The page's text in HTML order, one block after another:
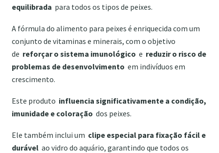
equilibrada para todos os tipos de peixes.
A fórmula do alimento para peixes é enriquecida com um
conjunto de vitaminas e minerais, com o objetivo
de reforçar o sistema imunológico e reduzir o risco de
problemas de desenvolvimento em indivíduos em
crescimento.
Este produto influencia significativamente a condição,
imunidade e coloração dos peixes.
Ele também inclui um clipe especial para fixação fácil e
durável ao vidro do aquário, garantindo que todos os